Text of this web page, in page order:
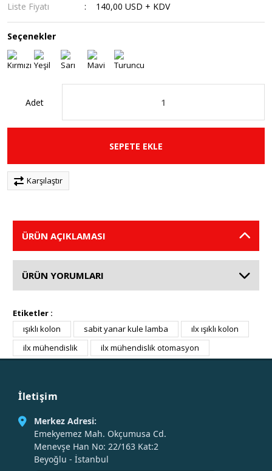
Liste Fiyatı
140,00 USD + KDV
Seçenekler
Adet
SEPETE EKLE
Karşılaştır
ÜRÜN AÇIKLAMASI
ÜRÜN YORUMLARI
Etiketler :
ışıklı kolon
sabit yanar kule lamba
ılx ışıklı kolon
ilx mühendislik
ilx mühendislik otomasyon
İletişim
Merkez Adresi:
Emekyemez Mah. Okçumusa Cd.
Menevşe Han No: 22/163 Kat:2
Beyoğlu - İstanbul